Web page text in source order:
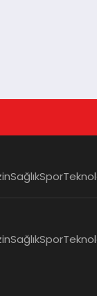
SağlıkSpor
SağlıkSpor